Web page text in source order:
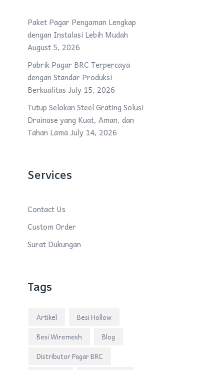
Paket Pagar Pengaman Lengkap
dengan Instalasi Lebih Mudah
August 5, 2026
Pabrik Pagar BRC Terpercaya
dengan Standar Produksi
Berkualitas July 15, 2026
Tutup Selokan Steel Grating Solusi
Drainase yang Kuat, Aman, dan
Tahan Lama July 14, 2026
Services
Contact Us
Custom Order
Surat Dukungan
Tags
Artikel
Besi Hollow
Besi Wiremesh
Blog
Distributor Pagar BRC